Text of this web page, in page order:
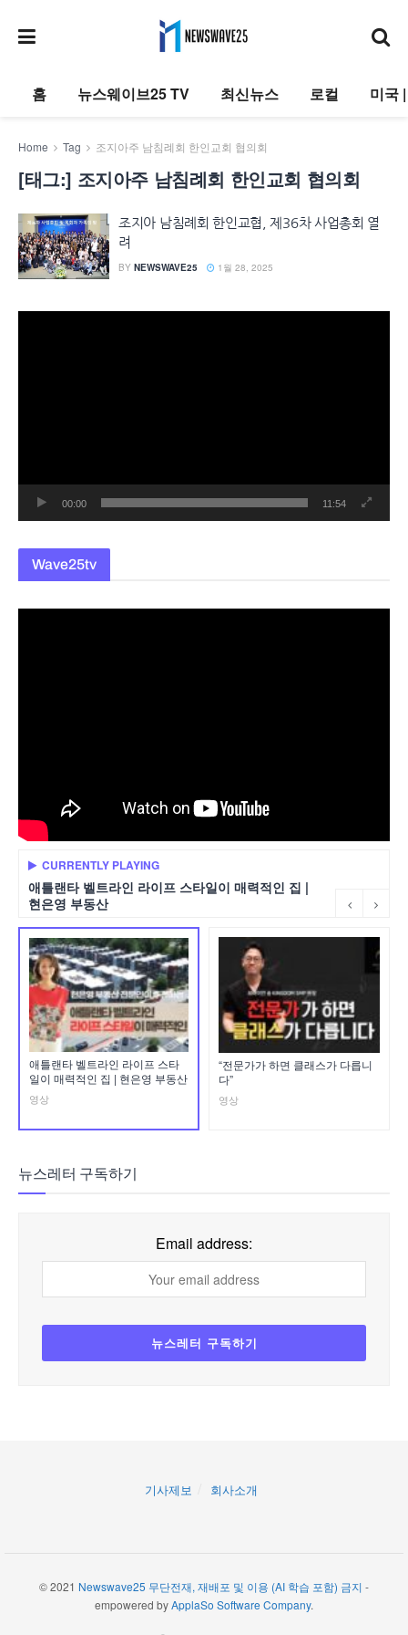
홈 뉴스웨이브25 TV 최신뉴스 로컬 미국
Home Tag 조지아주 남침례회 한인교회 협의회
[태그:] 조지아주 남침례회 한인교회 협의회
조지아 남침례회 한인교협, 제36차 사업총회 열
려
BY NEWSWAVE25 1월 28, 2025
00:00 11:54
Wave25tv
CURRENTLY PLAYING
애틀랜타 벨트라인 라이프 스타일이 매력적인 집 |
현은영 부동산
애틀랜타 벨트라인 라이프 스타
일이 매력적인 집 | 현은영 부동산
영상
“전문가가 하면 클래스가 다릅니
다”
영상
뉴스레터 구독하기
Email address:
기사제보 회사소개
© 2021 Newswave25 무단전재, 재배포 및 이용 (AI 학습 포함) 금지 -
empowered byApplaSo Software Company.